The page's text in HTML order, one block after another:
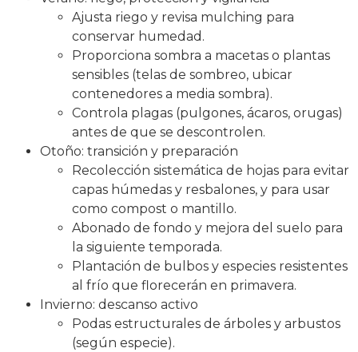
Ajusta riego y revisa mulching para
conservar humedad.
Proporciona sombra a macetas o plantas
sensibles (telas de sombreo, ubicar
contenedores a media sombra).
Controla plagas (pulgones, ácaros, orugas)
antes de que se descontrolen.
Otoño: transición y preparación
Recolección sistemática de hojas para evitar
capas húmedas y resbalones, y para usar
como compost o mantillo.
Abonado de fondo y mejora del suelo para
la siguiente temporada.
Plantación de bulbos y especies resistentes
al frío que florecerán en primavera.
Invierno: descanso activo
Podas estructurales de árboles y arbustos
(según especie).